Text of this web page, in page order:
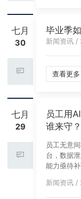
七月
30
毕业季
新闻资讯
查看更多
七月
29
员工用
谁来守
员工无意
台，数据
能力亟待
新闻资讯